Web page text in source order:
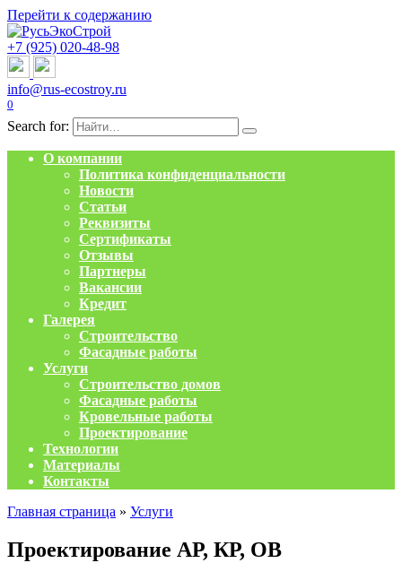
Перейти к содержанию
+7 (925) 020-48-98
info@rus-ecostroy.ru
0
Search for:
О компании
Политика конфиденциальности
Новости
Статьи
Реквизиты
Сертификаты
Отзывы
Партнеры
Вакансии
Кредит
Галерея
Строительство
Фасадные работы
Услуги
Строительство домов
Фасадные работы
Кровельные работы
Проектирование
Технологии
Материалы
Контакты
Главная страница » Услуги
Проектирование АР, КР, ОВ